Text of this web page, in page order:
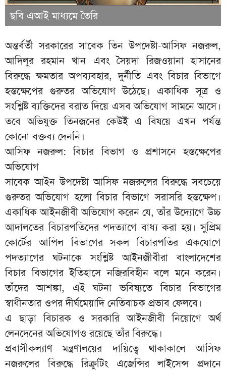
ছবি এআই মাধ্যমে তৈরি
অন্তর্বর্তী সরকারের সাবেক তিন উপদেষ্টা-আসিফ নজরুল,
আদিলুর রহমান খান এবং সৈয়দা রিজওয়ানা হাসানের
বিরুদ্ধে ক্ষমতার অপব্যবহার, দুর্নীতি এবং বিচার বিভাগে
হস্তক্ষেপের গুরুতর অভিযোগ উঠেছে। একাধিক সূত্র ও
সংশ্লিষ্ট ব্যক্তিদের বরাত দিয়ে এসব অভিযোগ সামনে আসে।
তবে অভিযুক্ত তিনজনের কেউই এ বিষয়ে এখন পর্যন্ত
কোনো বক্তব্য দেননি।
আসিফ নজরুল: বিচার বিভাগ ও প্রশাসনে হস্তক্ষেপের
অভিযোগ
সাবেক আইন উপদেষ্টা আসিফ নজরুলের বিরুদ্ধে সবচেয়ে
গুরুতর অভিযোগ হলো বিচার বিভাগে সরাসরি হস্তক্ষেপ।
একাধিক আইনজীবী অভিযোগ করেন যে, তাঁর উদ্যোগে উচ্চ
আদালতের বিচারপতিদের পদত্যাগে বাধ্য করা হয়। সুপ্রিম
কোর্টের আপিল বিভাগের সকল বিচারপতির একযোগে
পদত্যাগের ঘটনাকে সংশ্লিষ্ট আইনজীবীরা বাংলাদেশের
বিচার বিভাগের ইতিহাসে নজিরবিহীন বলে মনে করেন।
তাঁদের আশঙ্কা, এই ঘটনা ভবিষ্যতে বিচার বিভাগের
স্বাধীনতার ওপর দীর্ঘমেয়াদি নেতিবাচক প্রভাব ফেলবে।
এ ছাড়া বিচারক ও সরকারি আইনজীবী নিয়োগে অর্থ
লেনদেনের অভিযোগও রয়েছে তাঁর বিরুদ্ধে।
প্রবাসীকল্যাণ মন্ত্রণালয়ের দায়িত্বে থাকাকালে আসিফ
নজরুলের বিরুদ্ধে রিক্রুটিং এজেন্সির লাইসেন্স প্রদানে